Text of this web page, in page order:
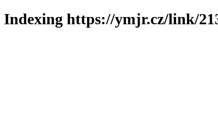
Indexing https://ymjr.cz/link/